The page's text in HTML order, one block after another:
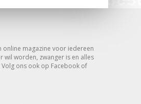
online magazine voor iedereen
wil worden, zwanger is en alles
ons ook op Facebook of